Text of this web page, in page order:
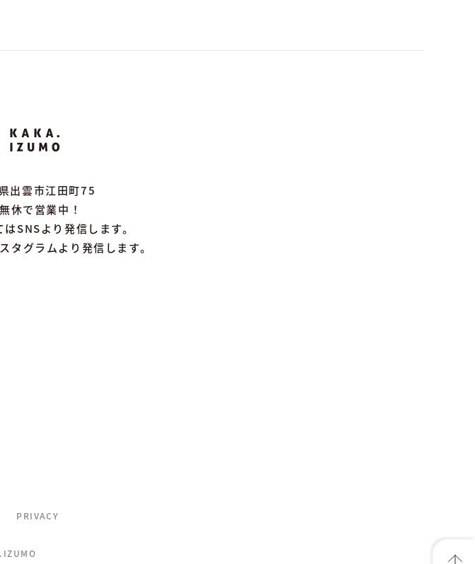
出雲市江田町75
休で営業中！
SNSより発信します。
グラムより発信します。
PRIVACY